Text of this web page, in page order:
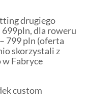
drugiego
699pln, dla roweru
799 pln (oferta
skorzystali z
Fabryce
custom